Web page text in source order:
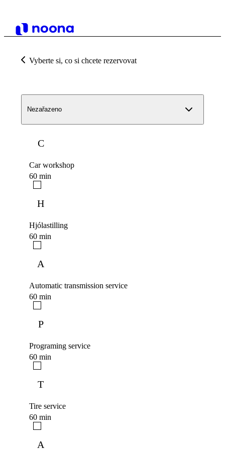
Vyberte si, co si chcete rezervovat
Nezařazeno
C
Car workshop
60 min
H
Hjólastilling
60 min
A
Automatic transmission service
60 min
P
Programing service
60 min
T
Tire service
60 min
A